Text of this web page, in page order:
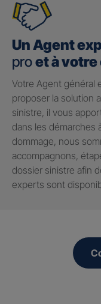
Un Agent
proet à
Votre Agent général
proposer la solution
sinistre, il vous
dans les démarches
dommage, nous
accompagnons,
dossier sinistre afin
experts sont